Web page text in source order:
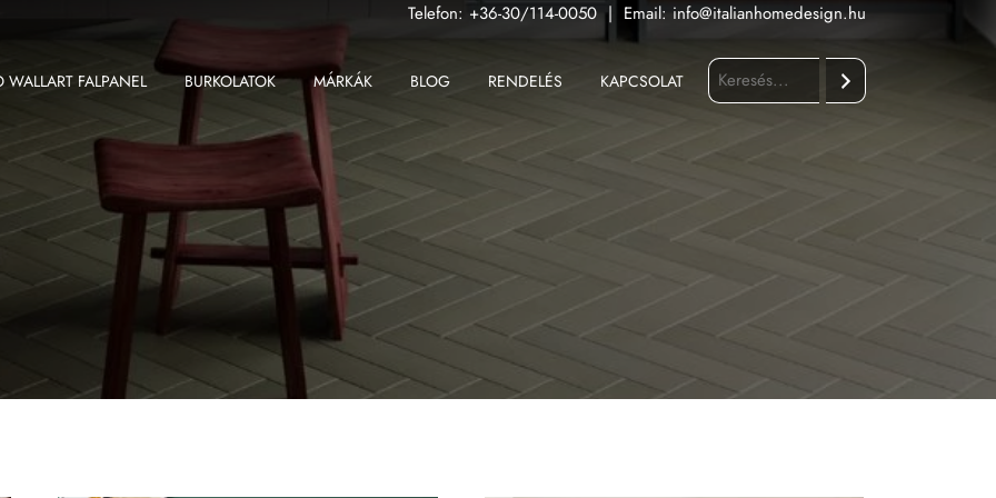
Telefon: +36-30/114-0050 | Email: info@italianhomedesign.hu
WALLART FALPANEL BURKOLATOK
2 cm-es greslap
2 cm-es padlólap
Beltéri padlólap
Fali csempe
Kültér
MÁRKÁK
ABK
Apavisa
Atlas Plan
Fondovalle MyTop
Gardenia Orchidea
Iris Ceramica
Iris FMG
Kronos Ceramiche
BLOG RENDELÉS KAPCSOLAT